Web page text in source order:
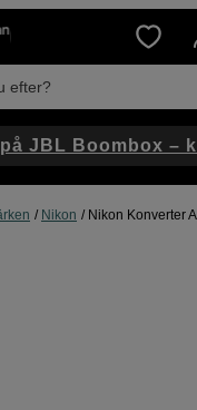
efter?
Nikon Nikon Konverter
JBL Boombox –